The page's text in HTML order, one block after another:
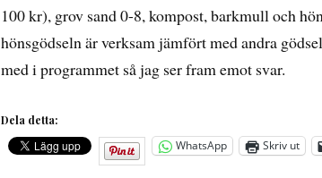
100 kr), grov sand 0-8, kompost, barkmull och
hönsgödseln är verksam jämfört med andra
med i programmet så jag ser fram emot svar.
Dela detta:
WhatsApp Skriv ut